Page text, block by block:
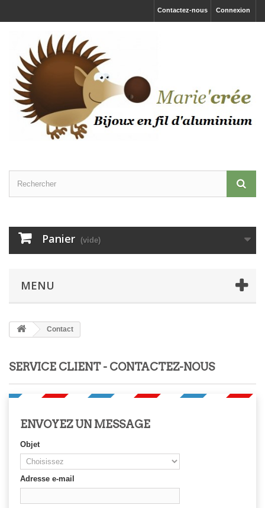
Connexion
Contactez-nous
Panier (vide)
MENU
Contact
SERVICE CLIENT - CONTACTEZ-NOUS
ENVOYEZ UN MESSAGE
Objet
Adresse e-mail